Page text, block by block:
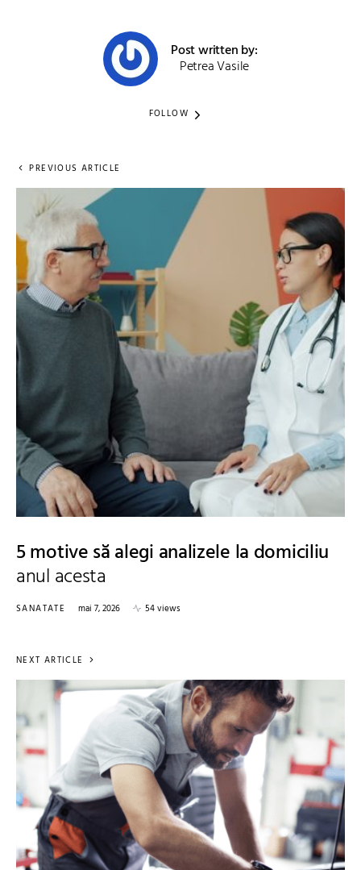
Post written by:
Petrea Vasile
FOLLOW
PREVIOUS ARTICLE
5 motive să alegi analizele la domiciliu
anul acesta
SANATATE mai 7, 2026 54 views
NEXT ARTICLE